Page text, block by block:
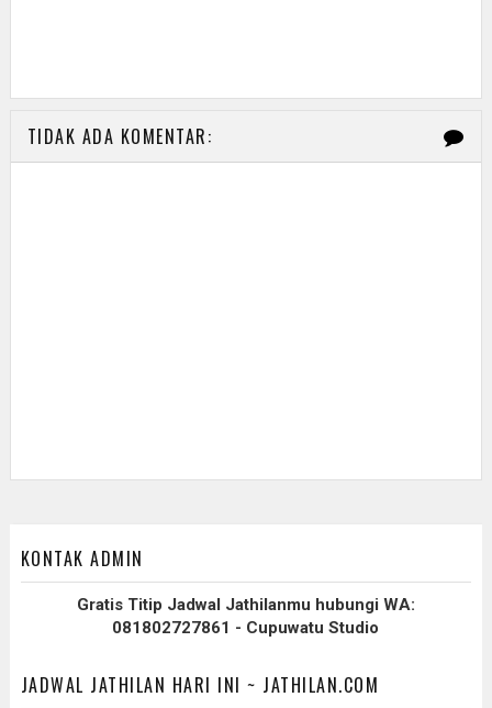
TIDAK ADA KOMENTAR:
KONTAK ADMIN
Gratis Titip Jadwal Jathilanmu hubungi WA:
081802727861 - Cupuwatu Studio
JADWAL JATHILAN HARI INI ~ JATHILAN.COM